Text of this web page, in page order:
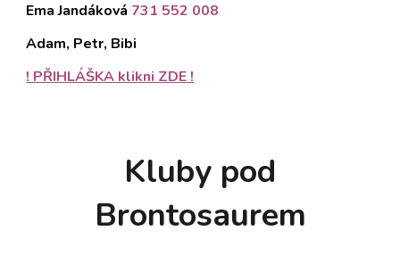
Ema Jandáková 731 552 008
Adam, Petr, Bibi
! PŘIHLÁŠKA klikni ZDE !
Kluby pod
Brontosaurem